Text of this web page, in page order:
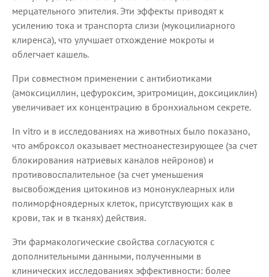
мерцательного эпителия. Эти эффекты приводят к
усилению тока и транспорта слизи (мукоцилиарного
клиренса), что улучшает отхождение мокроты и
облегчает кашель.
При совместном применении с антибиотиками
(амоксициллин, цефуроксим, эритромицин, доксициклин)
увеличивает их концентрацию в бронхиальном секрете.
In vitro и в исследованиях на животных было показано,
что амброксол оказывает местноанестезирующее (за счет
блокирования натриевых каналов нейронов) и
противовоспалительное (за счет уменьшения
высвобождения цитокинов из мононуклеарных или
полиморфноядерных клеток, присутствующих как в
крови, так и в тканях) действия.
Эти фармакологические свойства согласуются с
дополнительными данными, полученными в
клинических исследованиях эффективности: более